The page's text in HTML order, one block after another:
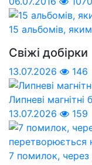
15 альбомів,
Свіжі добірки
13.07.2026 146
Липневі магнітні
13.07.2026
159
7 помилок, через